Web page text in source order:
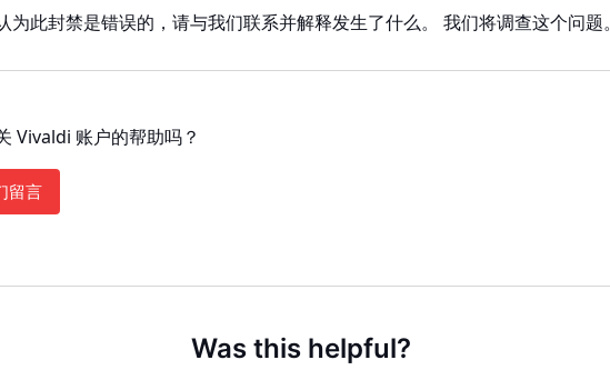
为此封禁是错误的，请与我们联系并解释发生了什么。 我们将调查这个问题。
Vivaldi 账户的帮助吗？
留言
Was this helpful?